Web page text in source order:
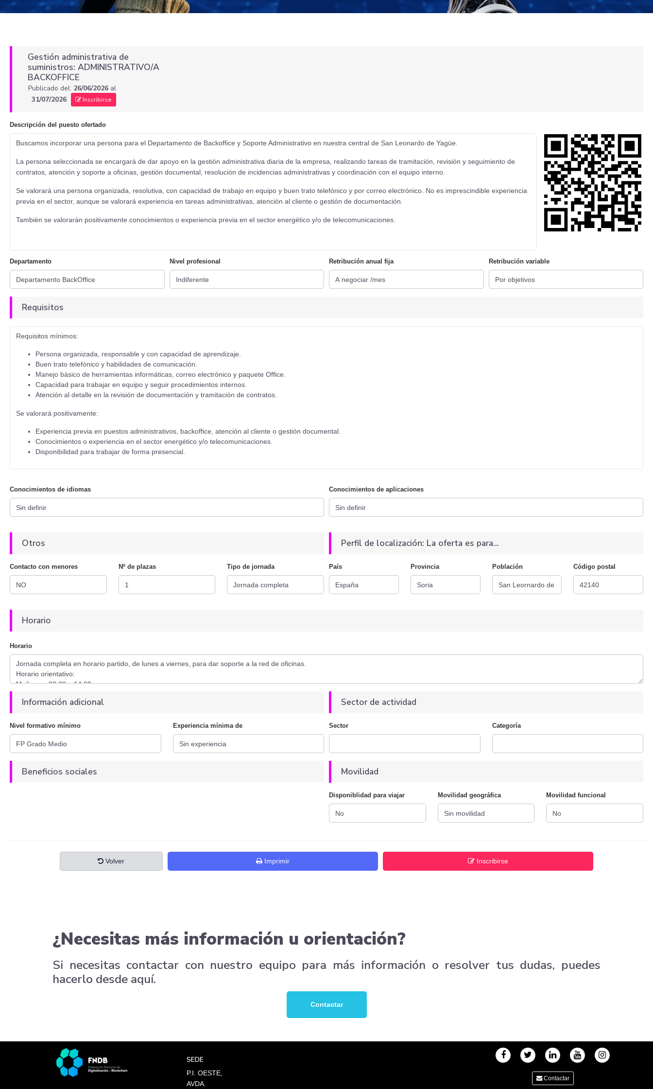
Gestión administrativa de
suministros: ADMINISTRATIVO/A
BACKOFFICE
Publicado del: 26/06/2026al
31/07/2026
Inscribirse
Descripción del puesto ofertado
Buscamos incorporar una persona para el Departamento de Backoffice y Soporte Administrativo en nuestra central de San Leonardo de Yagüe.
La persona seleccionada se encargará de dar apoyo en la gestión administrativa diaria de la empresa, realizando tareas de tramitación, revisión y seguimiento de
contratos, atención y soporte a oficinas, gestión documental, resolución de incidencias administrativas y coordinación con el equipo interno.
Se valorará una persona organizada, resolutiva, con capacidad de trabajo en equipo y buen trato telefónico y por correo electrónico. No es imprescindible experiencia
previa en el sector, aunque se valorará experiencia en tareas administrativas, atención al cliente o gestión de documentación.
También se valorarán positivamente conocimientos o experiencia previa en el sector energético y/o de telecomunicaciones.
Departamento Nivel profesional Retribución anual fija Retribución variable
Requisitos
Requisitos mínimos:
Persona organizada, responsable y con capacidad de aprendizaje.
Buen trato telefónico y habilidades de comunicación.
Manejo básico de herramientas informáticas, correo electrónico y paquete Office.
Capacidad para trabajar en equipo y seguir procedimientos internos.
Atención al detalle en la revisión de documentación y tramitación de contratos.
Se valorará positivamente:
Experiencia previa en puestos administrativos, backoffice, atención al cliente o gestión documental.
Conocimientos o experiencia en el sector energético y/o telecomunicaciones.
Disponibilidad para trabajar de forma presencial.
Conocimientos de idiomas Conocimientos de aplicaciones
Otros
Contacto con menores Nº de plazas Tipo de jornada
Perfil de localización: La oferta es para...
País Provincia Población Código postal
Horario
Horario
Información adicional
Nivel formativo mínimo Experiencia mínima de
Sector de actividad
Sector Categoría
Beneficios sociales Movilidad
Disponiblidad para viajar Movilidad geográfica Movilidad funcional
Volver Imprimir Inscribirse
¿Necesitas más información u orientación?
Si necesitas contactar con nuestro equipo para más información o resolver tus dudas, puedes
hacerlo desde aquí.
Contactar
SEDE
P.I. OESTE,
AVDA.
Contactar